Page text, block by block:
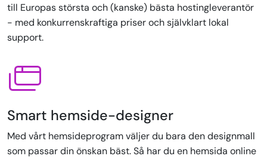
till Europas största och (kanske) bästa hostingleverantör
- med konkurrenskraftiga priser och självklart lokal
support.
Smart hemside-designer
Med vårt hemsideprogram väljer du bara den designmall
som passar din önskan bäst. Så har du en hemsida online